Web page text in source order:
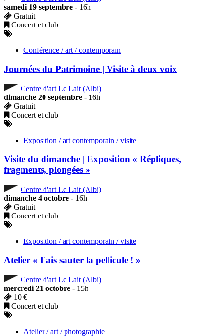
samedi 19 septembre - 16h
Gratuit
Concert et club
Conférence / art / contemporain
Journées du Patrimoine | Visite à deux voix
Centre d'art Le Lait (Albi)
dimanche 20 septembre - 16h
Gratuit
Concert et club
Exposition / art contemporain / visite
Visite du dimanche | Exposition « Répliques,
fragments, plongées »
Centre d'art Le Lait (Albi)
dimanche 4 octobre - 16h
Gratuit
Concert et club
Exposition / art contemporain / visite
Atelier « Fais sauter la pellicule ! »
Centre d'art Le Lait (Albi)
mercredi 21 octobre - 15h
10 €
Concert et club
Atelier / art / photographie